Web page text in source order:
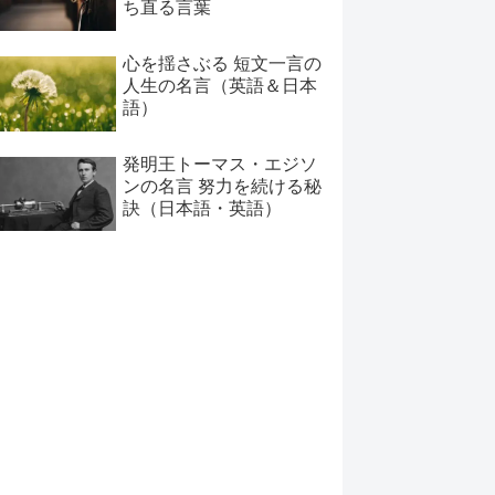
ち直る言葉
心を揺さぶる 短文一言の
人生の名言（英語＆日本
語）
発明王トーマス・エジソ
ンの名言 努力を続ける秘
訣（日本語・英語）